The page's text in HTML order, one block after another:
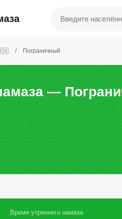
🇷🇺 / Пограничный
—
Время утреннего намаза